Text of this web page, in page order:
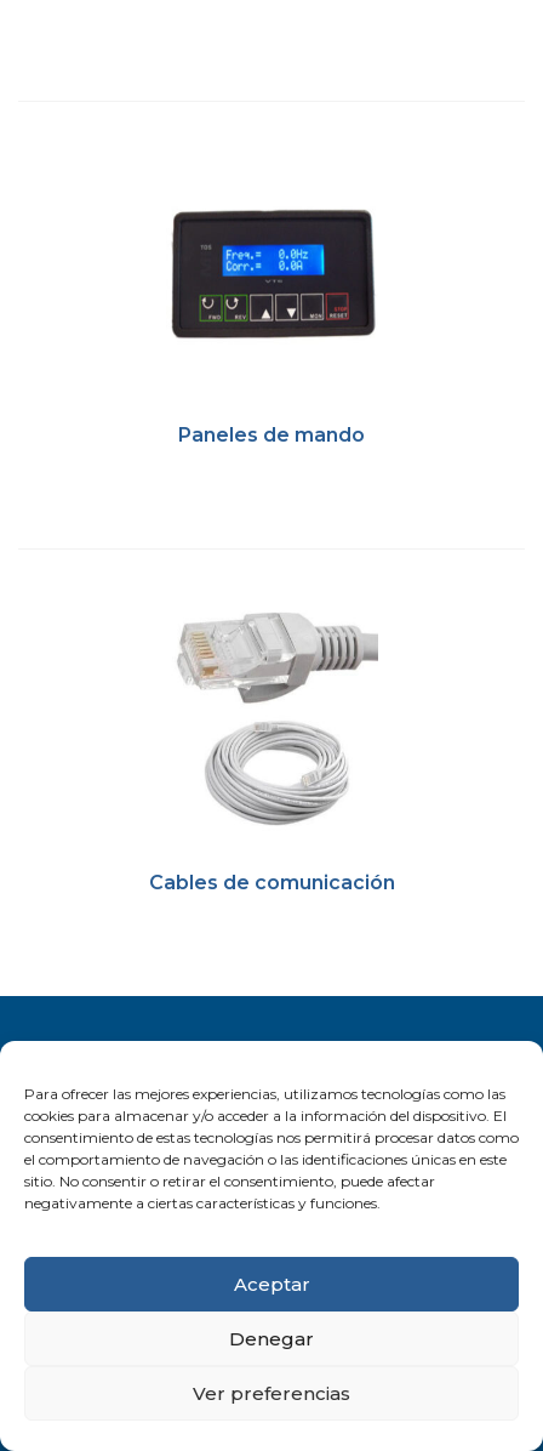
Para ofrecer las mejores experiencias, utilizamos tecnologías como las
cookies para almacenar y/o acceder a la información del dispositivo. El
consentimiento de estas tecnologías nos permitirá procesar datos como
el comportamiento de navegación o las identificaciones únicas en este
sitio. No consentir o retirar el consentimiento, puede afectar
negativamente a ciertas características y funciones.
Aceptar
Denegar
Ver preferencias
Paneles de mando
Cables de comunicación
automatismos@ctautomatismos.com
© 2026 CT Automatismos y Procesos S.L. Todos los
Política de privacidad de redes sociales